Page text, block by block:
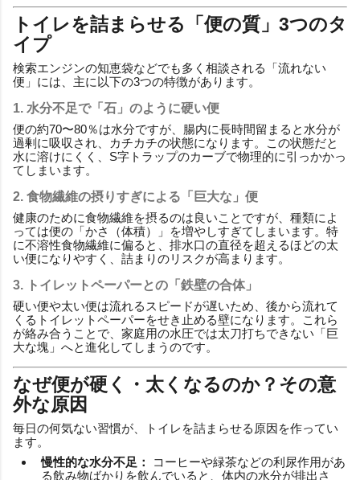
トイレを詰まらせる「便の質」3つのタ
イプ
検索エンジンの知恵袋などでも多く相談される「流れない
便」には、主に以下の3つの特徴があります。
1. 水分不足で「石」のように硬い便
便の約70〜80％は水分ですが、腸内に長時間留まると水分が
過剰に吸収され、カチカチの状態になります。この状態だと
水に溶けにくく、S字トラップのカーブで物理的に引っかかっ
てしまいます。
2. 食物繊維の摂りすぎによる「巨大な」便
健康のために食物繊維を摂るのは良いことですが、種類によ
っては便の「かさ（体積）」を増やしすぎてしまいます。特
に不溶性食物繊維に偏ると、排水口の直径を超えるほどの太
い便になりやすく、詰まりのリスクが高まります。
3. トイレットペーパーとの「鉄壁の合体」
硬い便や太い便は流れるスピードが遅いため、後から流れて
くるトイレットペーパーをせき止める壁になります。これら
が絡み合うことで、家庭用の水圧では太刀打ちできない「巨
大な塊」へと進化してしまうのです。
なぜ便が硬く・太くなるのか？その意
外な原因
毎日の何気ない習慣が、トイレを詰まらせる原因を作ってい
ます。
慢性的な水分不足：
コーヒーや緑茶などの利尿作用があ
る飲み物ばかりを飲んでいると、体内の水分が排出さ